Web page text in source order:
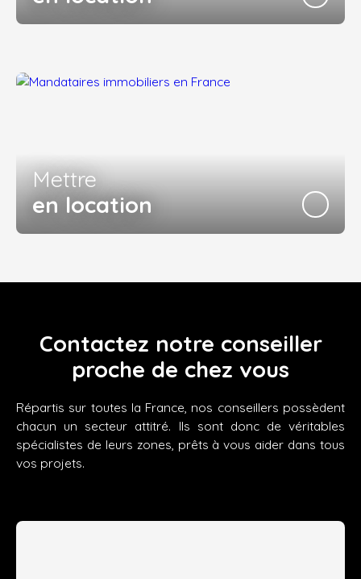
Mettre
en location
Contactez notre conseiller
proche de chez vous
Répartis sur toutes la France, nos conseillers possèdent
chacun un secteur attitré. Ils sont donc de véritables
spécialistes de leurs zones, prêts à vous aider dans tous
vos projets.